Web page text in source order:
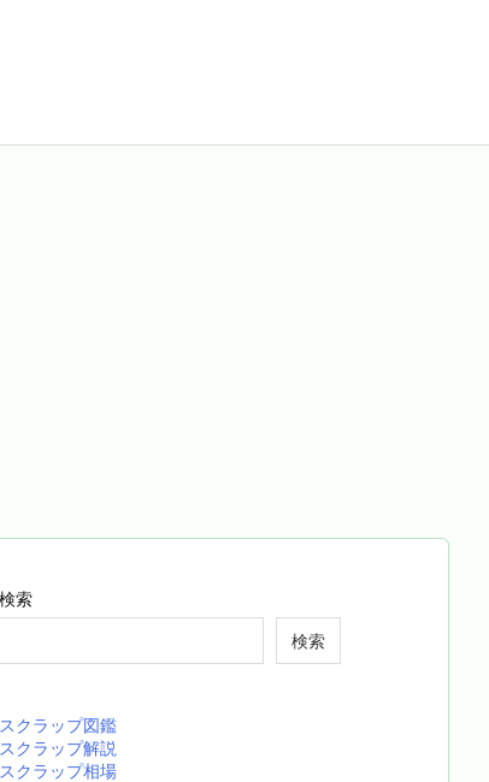
検索
検索
スクラップ図鑑
スクラップ解説
スクラップ相場